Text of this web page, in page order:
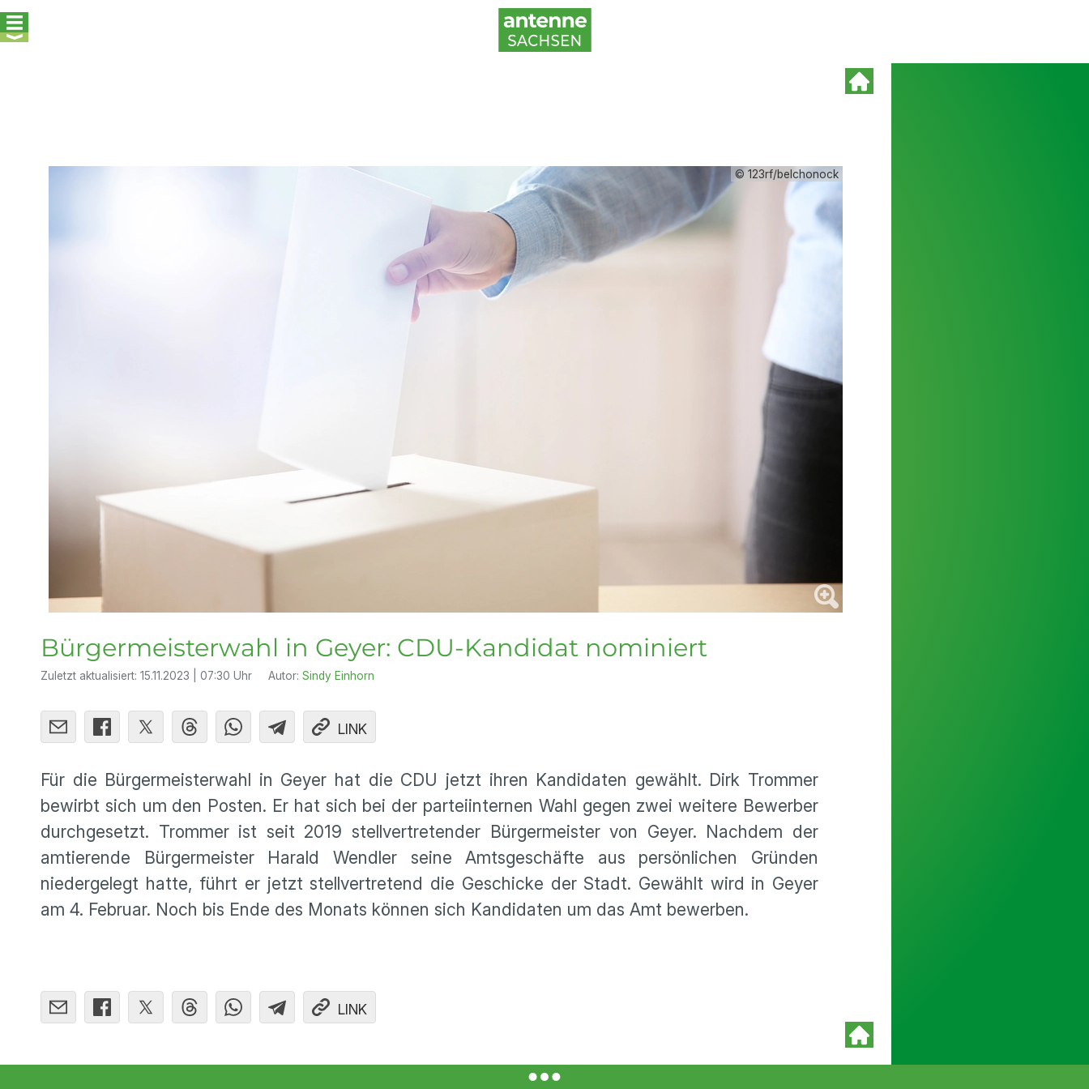
© 123rf/belchonock
Bürgermeisterwahl in Geyer: CDU-Kandidat nominiert
Zuletzt aktualisiert: 15.11.2023 | 07:30 Uhr Autor: Sindy Einhorn
LINK
Für die Bürgermeisterwahl in Geyer hat die CDU jetzt ihren Kandidaten gewählt. Dirk Trommer
bewirbt sich um den Posten. Er hat sich bei der parteiinternen Wahl gegen zwei weitere Bewerber
durchgesetzt. Trommer ist seit 2019 stellvertretender Bürgermeister von Geyer. Nachdem der
amtierende Bürgermeister Harald Wendler seine Amtsgeschäfte aus persönlichen Gründen
niedergelegt hatte, führt er jetzt stellvertretend die Geschicke der Stadt. Gewählt wird in Geyer
am 4. Februar. Noch bis Ende des Monats können sich Kandidaten um das Amt bewerben.
LINK